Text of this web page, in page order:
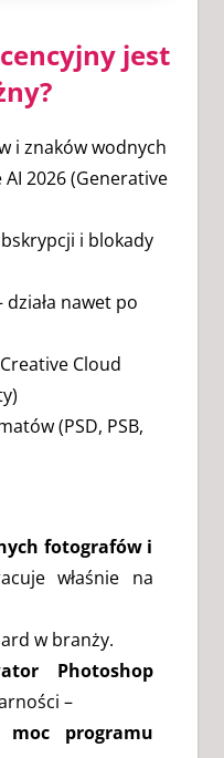
jest
i znaków wodnych
2026 (Generative
i blokady
nawet po
Cloud
(PSD, PSB,
fotografów i
właśnie na
w branży.
Photoshop
–
moc programu